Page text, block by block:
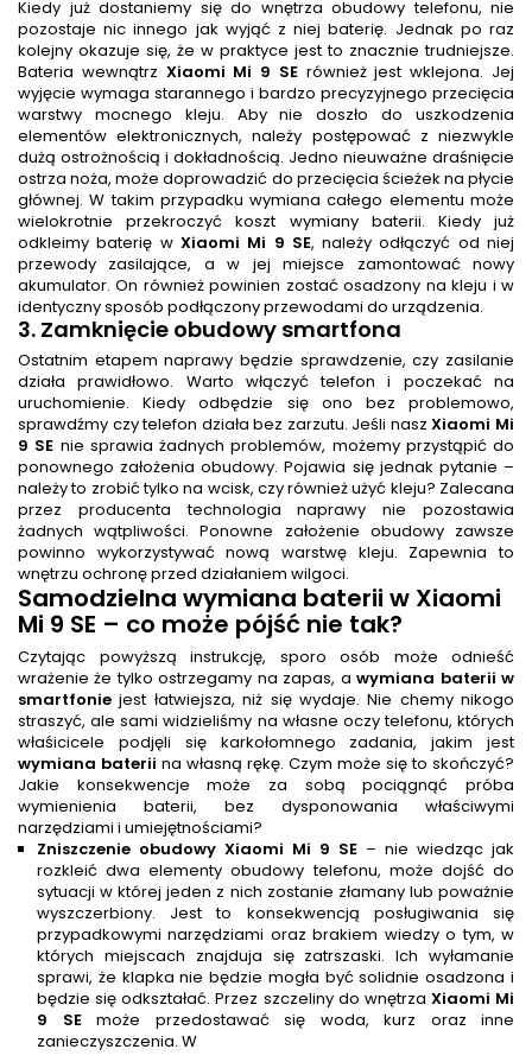
Kiedy już dostaniemy się do wnętrza obudowy telefonu, nie
pozostaje nic innego jak wyjąć z niej baterię. Jednak po raz
kolejny okazuje się, że w praktyce jest to znacznie trudniejsze.
Bateria wewnątrz Xiaomi Mi 9 SErównież jest wklejona. Jej
wyjęcie wymaga starannego i bardzo precyzyjnego przecięcia
warstwy mocnego kleju. Aby nie doszło do uszkodzenia
elementów elektronicznych, należy postępować z niezwykle
dużą ostrożnością i dokładnością. Jedno nieuważne draśnięcie
ostrza noża, może doprowadzić do przecięcia ścieżek na płycie
głównej. W takim przypadku wymiana całego elementu może
wielokrotnie przekroczyć koszt wymiany baterii. Kiedy już
odkleimy baterię w Xiaomi Mi 9 SE, należy odłączyć od niej
przewody zasilające, a w jej miejsce zamontować nowy
akumulator. On również powinien zostać osadzony na kleju i w
identyczny sposób podłączony przewodami do urządzenia.
3. Zamknięcie obudowy smartfona
Ostatnim etapem naprawy będzie sprawdzenie, czy zasilanie
działa prawidłowo. Warto włączyć telefon i poczekać na
uruchomienie. Kiedy odbędzie się ono bez problemowo,
sprawdźmy czy telefon działa bez zarzutu. Jeśli nasz Xiaomi Mi
9 SE nie sprawia żadnych problemów, możemy przystąpić do
ponownego założenia obudowy. Pojawia się jednak pytanie –
należy to zrobić tylko na wcisk, czy również użyć kleju? Zalecana
przez producenta technologia naprawy nie pozostawia
żadnych wątpliwości. Ponowne założenie obudowy zawsze
powinno wykorzystywać nową warstwę kleju. Zapewnia to
wnętrzu ochronę przed działaniem wilgoci.
Samodzielna wymiana baterii w Xiaomi
Mi 9 SE – co może pójść nie tak?
Czytając powyższą instrukcję, sporo osób może odnieść
wrażenie że tylko ostrzegamy na zapas, awymiana baterii w
smartfonie jest łatwiejsza, niż się wydaje. Nie chemy nikogo
straszyć, ale sami widzieliśmy na własne oczy telefonu, których
właśicicele podjęli się karkołomnego zadania, jakim jest
wymiana baterii na własną rękę. Czym może się to skończyć?
Jakie konsekwencje może za sobą pociągnąć próba
wymienienia baterii, bez dysponowania właściwymi
narzędziami i umiejętnościami?
Zniszczenie obudowy Xiaomi Mi 9 SE – nie wiedząc jak
rozkleić dwa elementy obudowy telefonu, może dojść do
sytuacji w której jeden z nich zostanie złamany lub poważnie
wyszczerbiony. Jest to konsekwencją posługiwania się
przypadkowymi narzędziami oraz brakiem wiedzy o tym, w
których miejscach znajduja się zatrszaski. Ich wyłamanie
sprawi, że klapka nie będzie mogła być solidnie osadzona i
będzie się odkształać. Przez szczeliny do wnętrza Xiaomi Mi
9 SEmoże przedostawać się woda, kurz oraz inne
zanieczyszczenia. W